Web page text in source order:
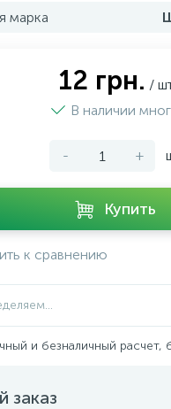
марка
12 грн. /
В наличии
- +
Купить
к сравнению
и безналичный расчет,
заказ